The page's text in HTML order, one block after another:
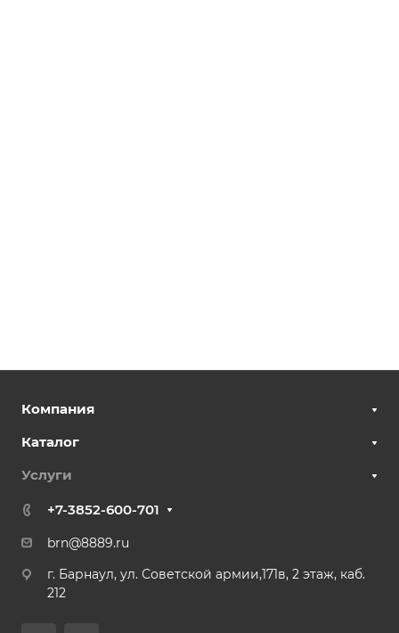
Компания
Каталог
Услуги
+7-3852-600-701
brn@8889.ru
г. Барнаул, ул. Советской армии,171в, 2 этаж, каб.
212